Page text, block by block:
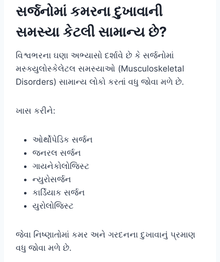
સર્જનોમાં કમરના દુખાવાની
સમસ્યા કેટલી સામાન્ય છે?
વિશ્વભરના ઘણા અભ્યાસો દર્શાવે છે કે સર્જનોમાં
મસ્ક્યુલોસ્કેલેટલ સમસ્યાઓ (Musculoskeletal
Disorders) સામાન્ય લોકો કરતાં વધુ જોવા મળે છે.
ખાસ કરીને:
ઓર્થોપેડિક સર્જન
જનરલ સર્જન
ગાયનેકોલોજિસ્ટ
ન્યુરોસર્જન
કાર્ડિયાક સર્જન
યુરોલોજિસ્ટ
જેવા નિષ્ણાતોમાં કમર અને ગરદનના દુખાવાનું પ્રમાણ
વધુ જોવા મળે છે.